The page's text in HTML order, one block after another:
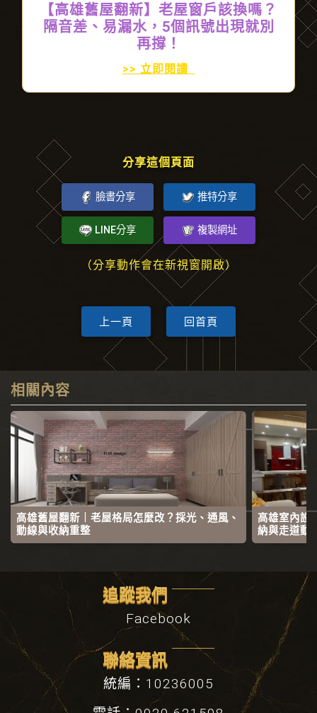
【高雄舊屋翻新】老屋窗戶該換嗎？
隔音差、易漏水，5個訊號出現就別
再撐！
>> 立即閱讀
分享這個頁面
臉書分享 推特分享
LINE分享 複製網址
（分享動作會在新視窗開啟）
上一頁 回首頁
相關內容
高雄舊屋翻新｜老屋格局怎麼改？採光、通風、
動線與收納重整
高雄室內設
納與走道動
聯絡資訊
統編：10236005
追蹤我們
Facebook